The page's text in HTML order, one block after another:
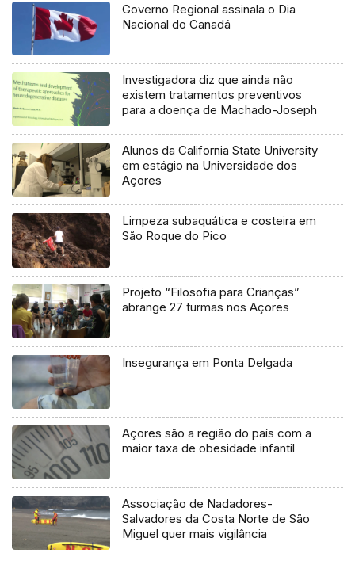
Governo Regional assinala o Dia
Nacional do Canadá
Investigadora diz que ainda não
existem tratamentos preventivos
para a doença de Machado-Joseph
Alunos da California State University
em estágio na Universidade dos
Açores
Limpeza subaquática e costeira em
São Roque do Pico
Projeto “Filosofia para Crianças”
abrange 27 turmas nos Açores
Insegurança em Ponta Delgada
Açores são a região do país com a
maior taxa de obesidade infantil
Associação de Nadadores-
Salvadores da Costa Norte de São
Miguel quer mais vigilância